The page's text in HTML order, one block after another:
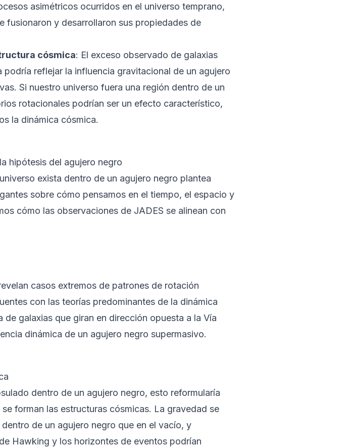
asimétricos ocurridos en el universo temprano,
fusionaron y desarrollaron sus propiedades de
cósmica: El exceso observado de galaxias
reflejar la influencia gravitacional de un agujero
Si nuestro universo fuera una región dentro de un
rotacionales podrían ser un efecto característico,
la dinámica cósmica.
hipótesis del agujero negro
exista dentro de un agujero negro plantea
sobre cómo pensamos en el tiempo, el espacio y
cómo las observaciones de JADES se alinean con
casos extremos de patrones de rotación
con las teorías predominantes de la dinámica
de galaxias que giran en dirección opuesta a la Vía
dinámica de un agujero negro supermasivo.
dentro de un agujero negro, esto reformularía
forman las estructuras cósmicas. La gravedad se
de un agujero negro que en el vacío, y
Hawking y los horizontes de eventos podrían